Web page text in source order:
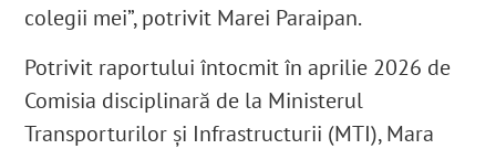
colegii mei”, potrivit Marei Paraipan.
Potrivit raportului întocmit în aprilie 2026 de
Comisia disciplinară de la Ministerul
Transporturilor și Infrastructurii (MTI), Mara